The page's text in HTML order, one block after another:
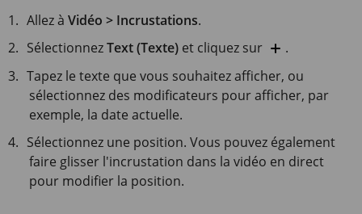
Allez àVidéo > Incrustations.
SélectionnezText (Texte) et cliquez sur
.
Tapez le texte que vous souhaitez afficher, ou
sélectionnez des modificateurs pour afficher, par
exemple, la date actuelle.
Sélectionnez une position. Vous pouvez également
faire glisser l'incrustation dans la vidéo en direct
pour modifier la position.